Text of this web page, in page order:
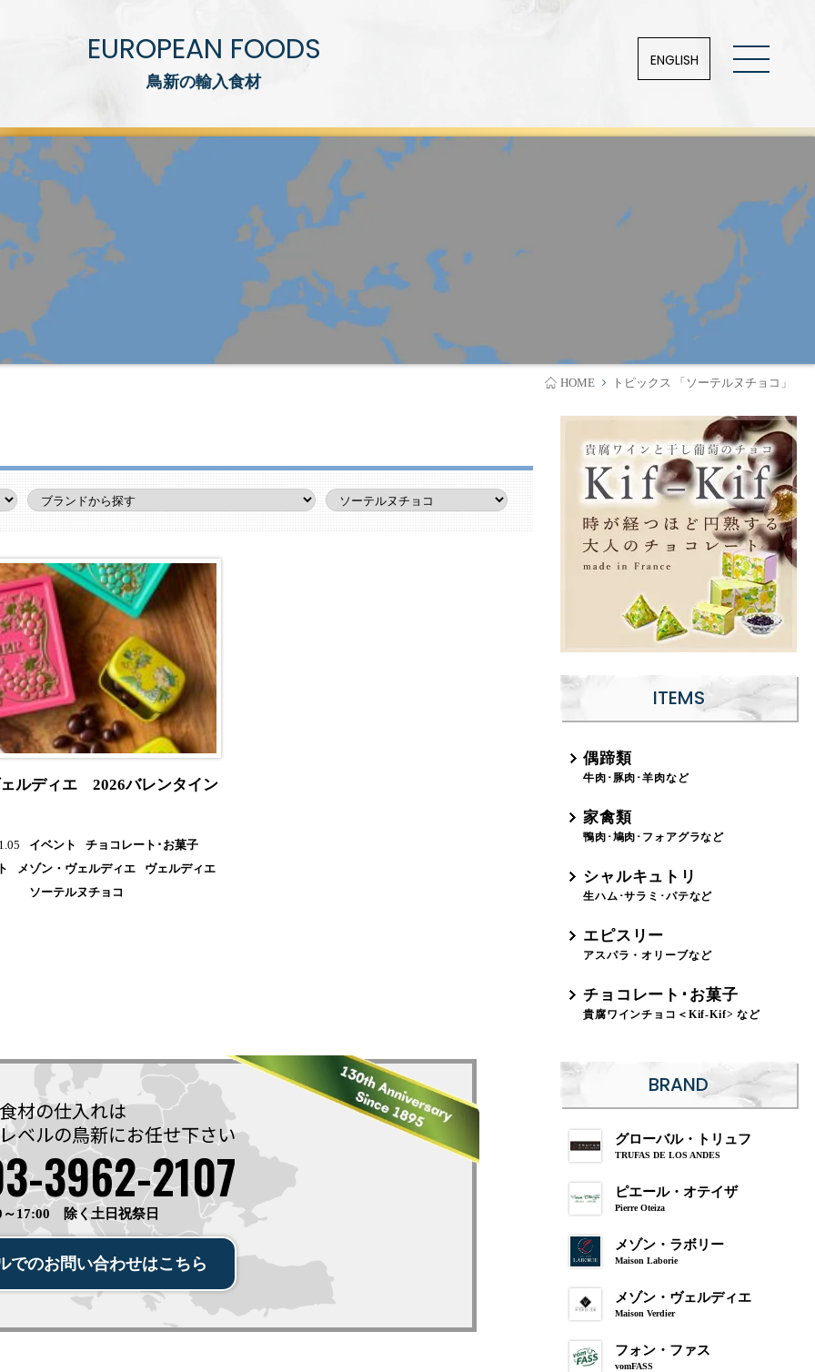
EUROPEAN FOODS
鳥新の輸入食材
ENGLISH
HOME トピックス 「ソーテルヌチョコ」
ルディエ 2026バレンタイン
イベント
チョコレート･お菓子
メゾン・ヴェルディエ
ヴェルディエ
ソーテルヌチョコ
材の仕入れは
ベルの鳥新にお任せ下さい
3962-2107
17:00 除く土日祝祭日
でのお問い合わせはこちら
ITEMS
偶蹄類
牛肉･豚肉･羊肉など
家禽類
鴨肉･鳩肉･フォアグラなど
シャルキュトリ
生ハム･サラミ･パテなど
エピスリー
アスパラ・オリーブなど
チョコレート･お菓子
貴腐ワインチョコ＜Kif-Kif> など
BRAND
グローバル・トリュフ
TRUFAS DE LOS ANDES
ピエール・オテイザ
Pierre Oteiza
メゾン・ラボリー
Maison Laborie
メゾン・ヴェルディエ
Maison Verdier
フォン・ファス
vomFASS